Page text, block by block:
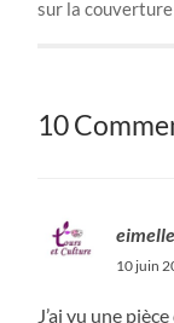
sur la couverture
10
eimelle
10 juin
J’ai vu une